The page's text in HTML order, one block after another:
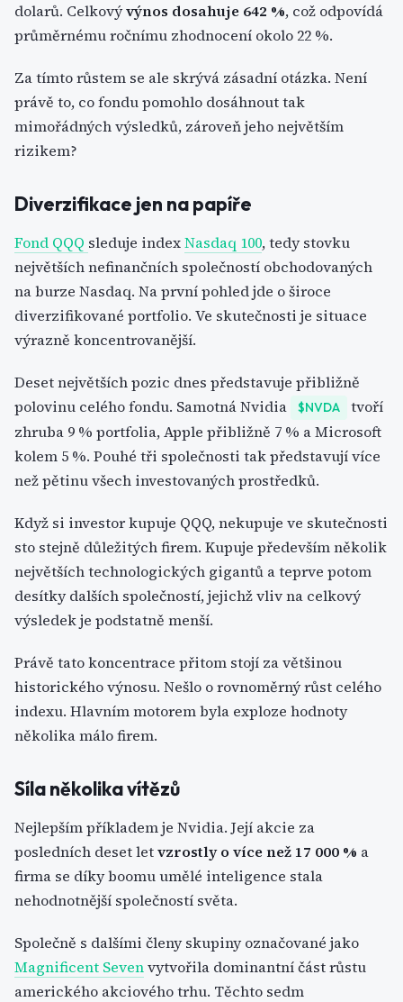
dolarů. Celkovývýnos dosahuje 642 %, což odpovídá
průměrnému ročnímu zhodnocení okolo 22 %.
Za tímto růstem se ale skrývá zásadní otázka. Není
právě to, co fondu pomohlo dosáhnout tak
mimořádných výsledků, zároveň jeho největším
rizikem?
Diverzifikace jen na papíře
Fond QQQ sleduje indexNasdaq 100, tedy stovku
největších nefinančních společností obchodovaných
na burze Nasdaq. Na první pohled jde o široce
diverzifikované portfolio. Ve skutečnosti je situace
výrazně koncentrovanější.
Deset největších pozic dnes představuje přibližně
polovinu celého fondu. Samotná Nvidia
$NVDA
tvoří
zhruba 9 % portfolia, Apple přibližně 7 % a Microsoft
kolem 5 %. Pouhé tři společnosti tak představují více
než pětinu všech investovaných prostředků.
Když si investor kupuje QQQ, nekupuje ve skutečnosti
sto stejně důležitých firem. Kupuje především několik
největších technologických gigantů a teprve potom
desítky dalších společností, jejichž vliv na celkový
výsledek je podstatně menší.
Právě tato koncentrace přitom stojí za většinou
historického výnosu. Nešlo o rovnoměrný růst celého
indexu. Hlavním motorem byla exploze hodnoty
několika málo firem.
Síla několika vítězů
Nejlepším příkladem je Nvidia. Její akcie za
posledních deset letvzrostly o více než 17 000 % a
firma se díky boomu umělé inteligence stala
nehodnotnější společností světa.
Společně s dalšími členy skupiny označované jako
Magnificent Sevenvytvořila dominantní část růstu
amerického akciového trhu. Těchto sedm